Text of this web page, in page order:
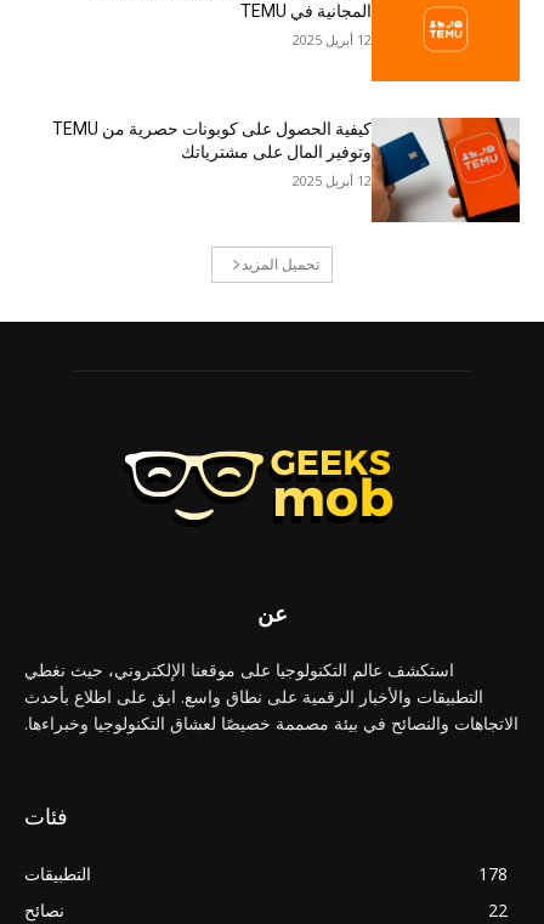
المجانية في TEMU
12 أبريل 2025
كيفية الحصول على كوبونات حصرية من TEMU
وتوفير المال على مشترياتك
12 أبريل 2025
تحميل المزيد
عن
استكشف عالم التكنولوجيا على موقعنا الإلكتروني، حيث نغطي
التطبيقات والأخبار الرقمية على نطاق واسع. ابق على اطلاع بأحدث
الاتجاهات والنصائح في بيئة مصممة خصيصًا لعشاق التكنولوجيا وخبراءها.
فئات
التطبيقات
178
نصائح
22